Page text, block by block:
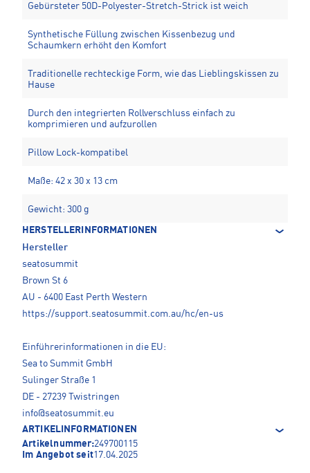
Gebürsteter 50D-Polyester-Stretch-Strick ist weich
Synthetische Füllung zwischen Kissenbezug und
Schaumkern erhöht den Komfort
Traditionelle rechteckige Form, wie das Lieblingskissen zu
Hause
Durch den integrierten Rollverschluss einfach zu
komprimieren und aufzurollen
Pillow Lock-kompatibel
Maße: 42 x 30 x 13 cm
Gewicht: 300 g
HERSTELLERINFORMATIONEN
Hersteller
seatosummit
Brown St 6
AU - 6400 East Perth Western
https://support.seatosummit.com.au/hc/en-us
Einführerinformationen in die EU:
Sea to Summit GmbH
Sulinger Straße 1
DE - 27239 Twistringen
info@seatosummit.eu
ARTIKELINFORMATIONEN
Artikelnummer:249700115
Im Angebot seit17.04.2025